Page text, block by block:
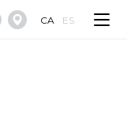
CA ES